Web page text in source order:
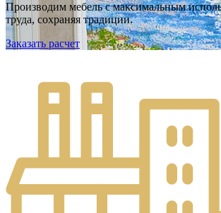
Производим мебель с максимальным
труда, сохраняя традиции.
Заказать расчет